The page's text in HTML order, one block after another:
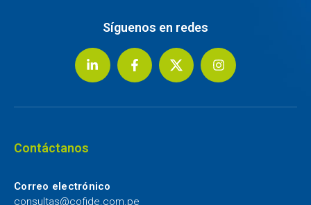
Síguenos en redes
Contáctanos
Correo electrónico
consultas@cofide.com.pe